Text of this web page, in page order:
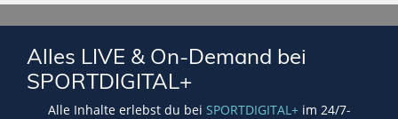
Alles LIVE & On-Demand bei
SPORTDIGITAL+
Alle Inhalte erlebst du bei SPORTDIGITAL+im 24/7-